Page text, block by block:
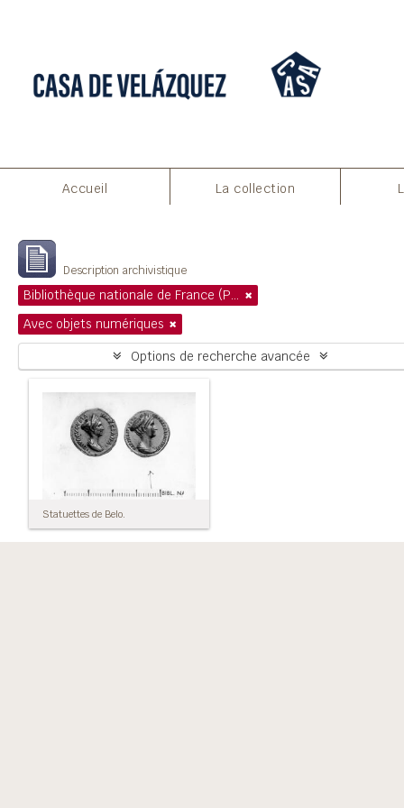
Accueil La collection
Description archivistique
Bibliothèque nationale de France (Paris)
Avec objets numériques
Options de recherche avancée
Statuettes de Belo.